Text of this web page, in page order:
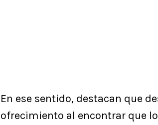
En ese sentido, destacan que
ofrecimiento al encontrar que